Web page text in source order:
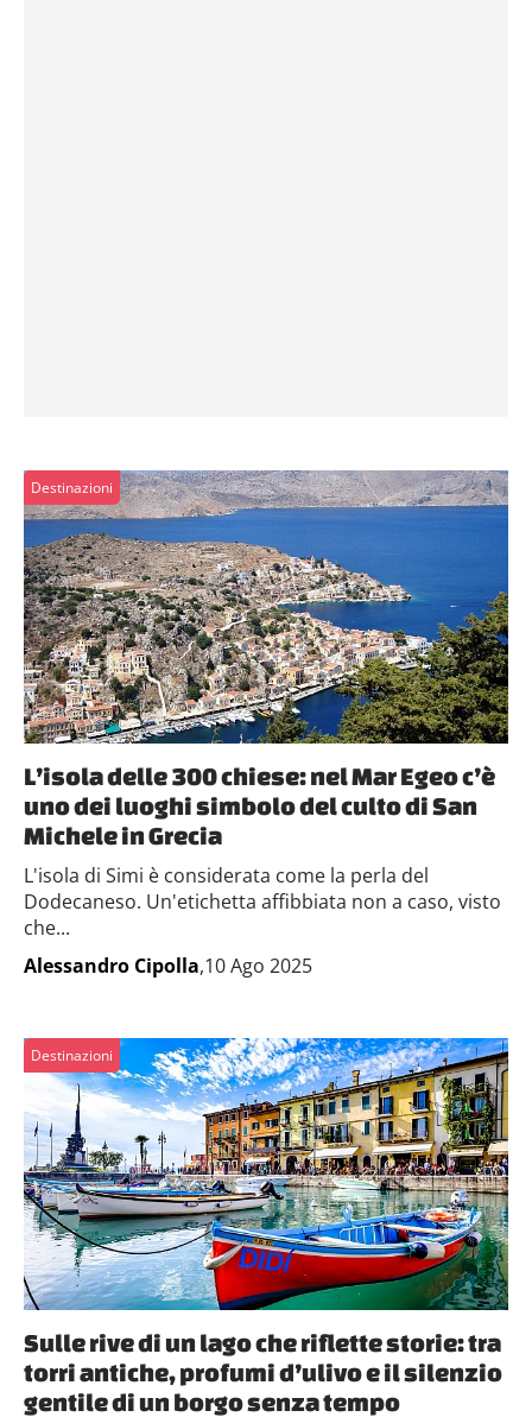
Destinazioni
L’isola delle 300 chiese: nel Mar Egeo c’è
uno dei luoghi simbolo del culto di San
Michele in Grecia
L'isola di Simi è considerata come la perla del
Dodecaneso. Un'etichetta affibbiata non a caso, visto
che...
Alessandro Cipolla,10 Ago 2025
Destinazioni
Sulle rive di un lago che riflette storie: tra
torri antiche, profumi d’ulivo e il silenzio
gentile di un borgo senza tempo